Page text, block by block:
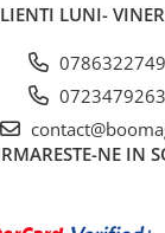
LUNI-
0786322749
0723479263
NE IN